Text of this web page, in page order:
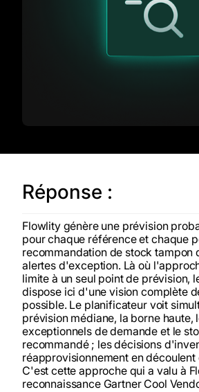
Réponse :
Flowlity génère une prévision
pour chaque référence et chaque
recommandation de stock tampon
alertes d'exception. Là où
limite à un seul point de prévision,
dispose ici d'une vision complète
possible. Le planificateur voit
prévision médiane, la borne haute,
exceptionnels de demande et le
recommandé ; les décisions
réapprovisionnement en
C'est cette approche qui a valu à
reconnaissance Gartner Cool